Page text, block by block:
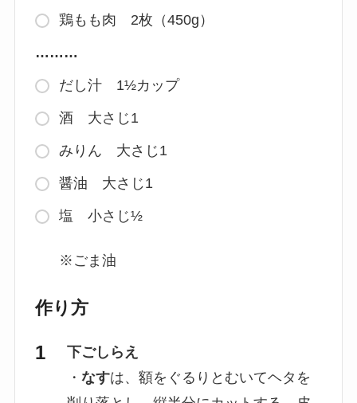
鶏もも肉 2枚（450g）
………
だし汁 1½カップ
酒 大さじ1
みりん 大さじ1
醤油 大さじ1
塩 小さじ½
※ごま油
作り方
下ごしらえ
・ なすは、額をぐるりとむいてヘタを